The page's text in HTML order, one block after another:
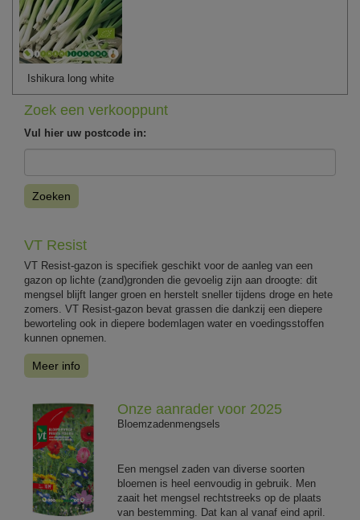
Ishikura long white
Zoek een verkooppunt
Vul hier uw postcode in:
Zoeken
VT Resist
VT Resist-gazon is specifiek geschikt voor de aanleg van een
gazon op lichte (zand)gronden die gevoelig zijn aan droogte: dit
mengsel blijft langer groen en herstelt sneller tijdens droge en hete
zomers. VT Resist-gazon bevat grassen die dankzij een diepere
beworteling ook in diepere bodemlagen water en voedingsstoffen
kunnen opnemen.
Meer info
Onze aanrader voor 2025
Bloemzadenmengsels
Een mengsel zaden van diverse soorten
bloemen is heel eenvoudig in gebruik. Men
zaait het mengsel rechtstreeks op de plaats
van bestemming. Dat kan al vanaf eind april.